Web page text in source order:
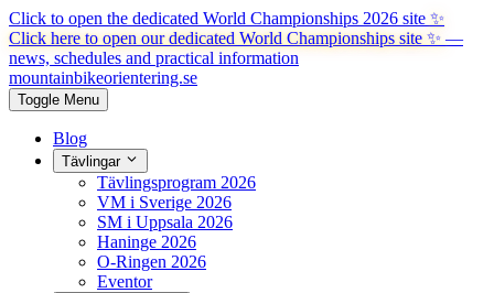
Click to open the dedicated World Championships 2026 site ✨
Click here to open our dedicated World Championships site ✨ —
news, schedules and practical information
mountainbikeorientering.se
Toggle Menu
Blog
Tävlingar
Tävlingsprogram 2026
VM i Sverige 2026
SM i Uppsala 2026
Haninge 2026
O-Ringen 2026
Eventor